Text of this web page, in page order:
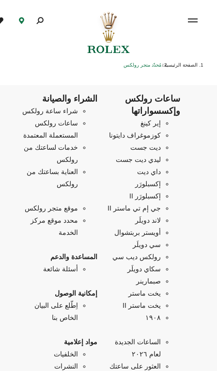
الصفحة الرئيسية/ مُحدّد متجر رولكس
ساعات رولكس
وإكسسواراتها
إير كينغ
كوزموغراف دايتونا
ديت جست
ليدي ديت جست
داي ديت
إكسبلورَر
إكسبلورَر II
جي إم تي ماستر II
لاند دويلَر
أويستر بربتشوال
سي دويلَر
رولكس ديب سي
سكاي دويلَر
صبمارينر
يخت ماستر
يخت ماستر II
۱۹۰۸
الساعات الجديدة
لعام ٢٠٢٦
العثور على ساعتك
الشراء والصيانة
شراء ساعة رولكس
ساعات رولكس
المستعملة المعتمدة
خدمات لساعتك من
رولكس
العناية بساعتك من
رولكس
موقع متجر رولكس
محدد موقع مركز
الخدمة
المساعدة والدعم
أسئلة شائعة
إمكانية الوصول
اِطّلع على البيان
الخاص بنا
مواد إعلامية
الخلفيات
النشرات